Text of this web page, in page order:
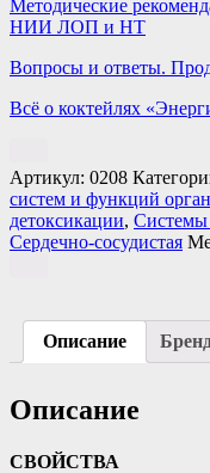
Методические
НИИ ЛОП и НТ
Вопросы и ответы.
Всё о коктейлях
Артикул: 0208
систем и функций
детоксикации, Системы
Сердечно-сосудистая
Описание
Описание
СВОЙСТВА